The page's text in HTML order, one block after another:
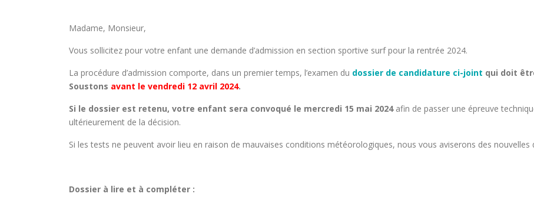
Madame, Monsieur,
Vous sollicitez pour votre enfant une demande d’admission en section sportive surf pour la rentrée 2024.
La procédure d’admission comporte, dans un premier temps, l’examen du dossier de candidature ci-joint qui doit
Soustons avant le vendredi 12 avril 2024.
Si le dossier est retenu, votre enfant sera convoqué le mercredi 15 mai 2024afin de passer une épreuve
ultérieurement de la décision.
Si les tests ne peuvent avoir lieu en raison de mauvaises conditions météorologiques, nous vous aviserons des nouvelles
Dossier à lire et à compléter :